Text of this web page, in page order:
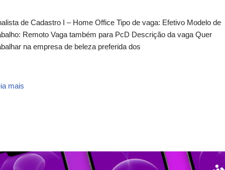
de Cadastro I – Home Office Tipo de vaga: Efetivo Modelo de
Remoto Vaga também para PcD Descrição da vaga Quer
na empresa de beleza preferida dos
mais